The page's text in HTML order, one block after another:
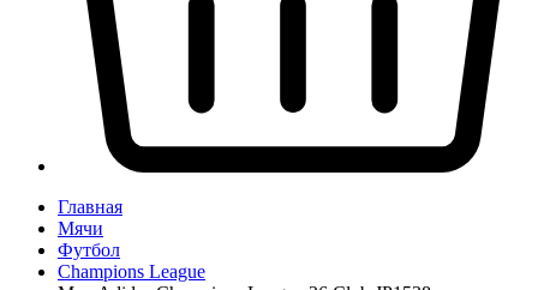
Главная
Мячи
Футбол
Champions League